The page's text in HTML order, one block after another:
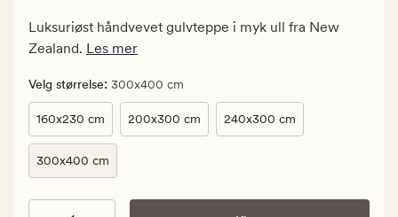
pris
15
999,90
kr
Luksuriøst håndvevet gulvteppe i myk ull fra New
Zealand. Les mer
Velg størrelse: 300x400 cm
160x230 cm 200x300 cm 240x300 cm
300x400 cm